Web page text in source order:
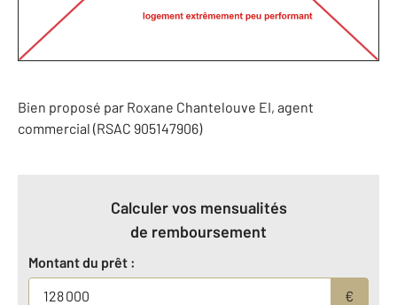
Bien proposé par Roxane Chantelouve EI, agent
commercial (RSAC 905147906)
Calculer vos mensualités
de remboursement
Montant du prêt :
€